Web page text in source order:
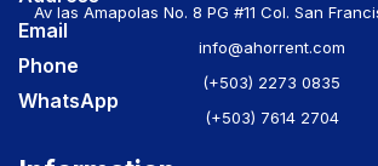
Av las Amapolas No. 8 PG #11 Col. San
Email
info@ahorrent.com
Phone
(+503) 2273 0835
WhatsApp
(+503) 7614 2704